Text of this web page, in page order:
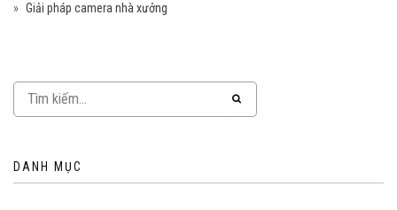
Giải pháp camera nhà xưởng
DANH MỤC